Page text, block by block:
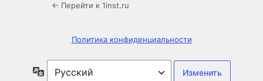
← Перейти к 1inst.ru
Политика конфиденциальности
Язык